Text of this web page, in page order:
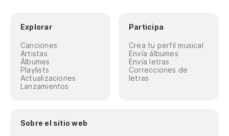
Explorar
Canciones
Artistas
Álbumes
Playlists
Actualizaciones
Lanzamientos
Participa
Crea tu perfil musical
Envía álbumes
Envía letras
Correcciones de
letras
Sobre el sitio web